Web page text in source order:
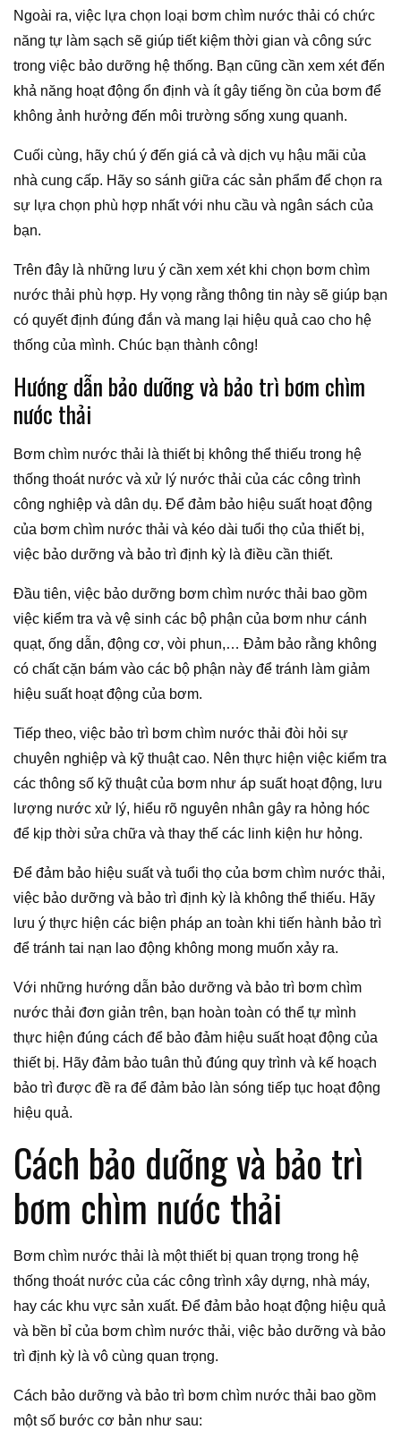
Ngoài ra, việc lựa chọn loại bơm chìm nước thải có chức
năng tự làm sạch sẽ giúp tiết kiệm thời gian và công sức
trong việc bảo dưỡng hệ thống. Bạn cũng cần xem xét đến
khả năng hoạt động ổn định và ít gây tiếng ồn của bơm để
không ảnh hưởng đến môi trường sống xung quanh.
Cuối cùng, hãy chú ý đến giá cả và dịch vụ hậu mãi của
nhà cung cấp. Hãy so sánh giữa các sản phẩm để chọn ra
sự lựa chọn phù hợp nhất với nhu cầu và ngân sách của
bạn.
Trên đây là những lưu ý cần xem xét khi chọn bơm chìm
nước thải phù hợp. Hy vọng rằng thông tin này sẽ giúp bạn
có quyết định đúng đắn và mang lại hiệu quả cao cho hệ
thống của mình. Chúc bạn thành công!
Hướng dẫn bảo dưỡng và bảo trì bơm chìm
nước thải
Bơm chìm nước thải là thiết bị không thể thiếu trong hệ
thống thoát nước và xử lý nước thải của các công trình
công nghiệp và dân dụ. Để đảm bảo hiệu suất hoạt động
của bơm chìm nước thải và kéo dài tuổi thọ của thiết bị,
việc bảo dưỡng và bảo trì định kỳ là điều cần thiết.
Đầu tiên, việc bảo dưỡng bơm chìm nước thải bao gồm
việc kiểm tra và vệ sinh các bộ phận của bơm như cánh
quạt, ống dẫn, động cơ, vòi phun,… Đảm bảo rằng không
có chất cặn bám vào các bộ phận này để tránh làm giảm
hiệu suất hoạt động của bơm.
Tiếp theo, việc bảo trì bơm chìm nước thải đòi hỏi sự
chuyên nghiệp và kỹ thuật cao. Nên thực hiện việc kiểm tra
các thông số kỹ thuật của bơm như áp suất hoạt động, lưu
lượng nước xử lý, hiểu rõ nguyên nhân gây ra hỏng hóc
để kịp thời sửa chữa và thay thế các linh kiện hư hỏng.
Để đảm bảo hiệu suất và tuổi thọ của bơm chìm nước thải,
việc bảo dưỡng và bảo trì định kỳ là không thể thiếu. Hãy
lưu ý thực hiện các biện pháp an toàn khi tiến hành bảo trì
để tránh tai nạn lao động không mong muốn xảy ra.
Với những hướng dẫn bảo dưỡng và bảo trì bơm chìm
nước thải đơn giản trên, bạn hoàn toàn có thể tự mình
thực hiện đúng cách để bảo đảm hiệu suất hoạt động của
thiết bị. Hãy đảm bảo tuân thủ đúng quy trình và kế hoạch
bảo trì được đề ra để đảm bảo làn sóng tiếp tục hoạt động
hiệu quả.
Cách bảo dưỡng và bảo trì
bơm chìm nước thải
Bơm chìm nước thải là một thiết bị quan trọng trong hệ
thống thoát nước của các công trình xây dựng, nhà máy,
hay các khu vực sản xuất. Để đảm bảo hoạt động hiệu quả
và bền bỉ của bơm chìm nước thải, việc bảo dưỡng và bảo
trì định kỳ là vô cùng quan trọng.
Cách bảo dưỡng và bảo trì bơm chìm nước thải bao gồm
một số bước cơ bản như sau: